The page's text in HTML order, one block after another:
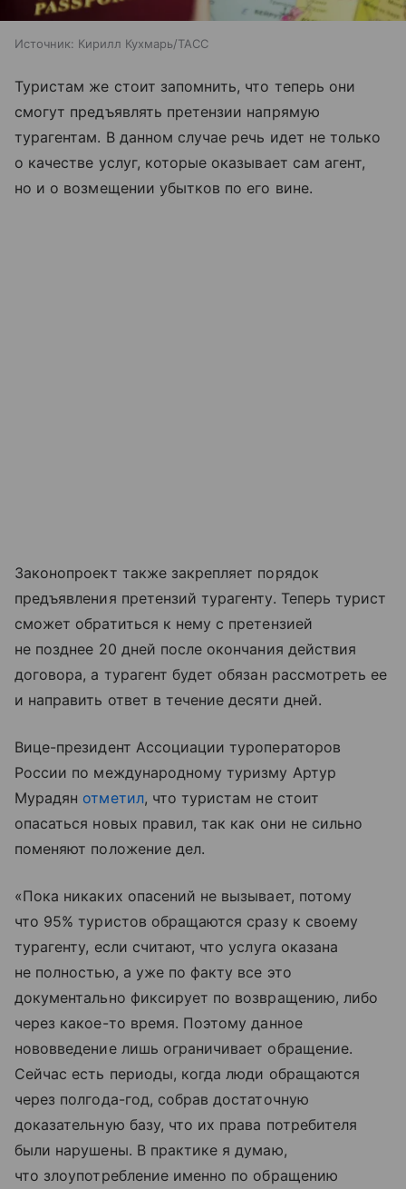
Источник: Кирилл Кухмарь/ТАСС
Туристам же стоит запомнить, что теперь они
смогут предъявлять претензии напрямую
турагентам. В данном случае речь идет не только
о качестве услуг, которые оказывает сам агент,
но и о возмещении убытков по его вине.
Законопроект также закрепляет порядок
предъявления претензий турагенту. Теперь турист
сможет обратиться к нему с претензией
не позднее 20 дней после окончания действия
договора, а турагент будет обязан рассмотреть ее
и направить ответ в течение десяти дней.
Вице-президент Ассоциации туроператоров
России по международному туризму Артур
Мурадян отметил, что туристам не стоит
опасаться новых правил, так как они не сильно
поменяют положение дел.
«Пока никаких опасений не вызывает, потому
что 95% туристов обращаются сразу к своему
турагенту, если считают, что услуга оказана
не полностью, а уже по факту все это
документально фиксирует по возвращению, либо
через какое-то время. Поэтому данное
нововведение лишь ограничивает обращение.
Сейчас есть периоды, когда люди обращаются
через полгода-год, собрав достаточную
доказательную базу, что их права потребителя
были нарушены. В практике я думаю,
что злоупотребление именно по обращению